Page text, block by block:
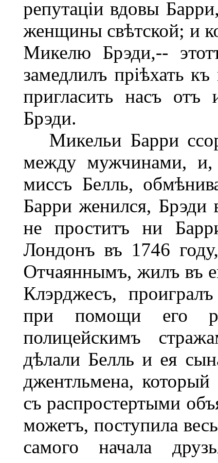
репутаціи вдовы
женщины свѣтской; и
Микелю Брэди,--
замедлилъ пріѣхать
пригласить насъ
Брэди.
Микельи Барри
между мужчинами, и,
миссъ Белль,
Барри женился, Брэди
не проститъ ни
Лондонъ въ 1746
Отчаяннымъ, жилъ въ
Клэрджесъ,
при помощи его
полицейскимъ
дѣлали Белль и ея
джентльмена,
съ распростертыми
можетъ, поступила
самого начала